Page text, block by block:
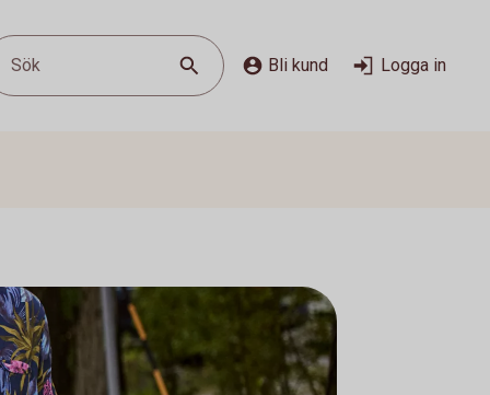
Sök Bli kund Logga in